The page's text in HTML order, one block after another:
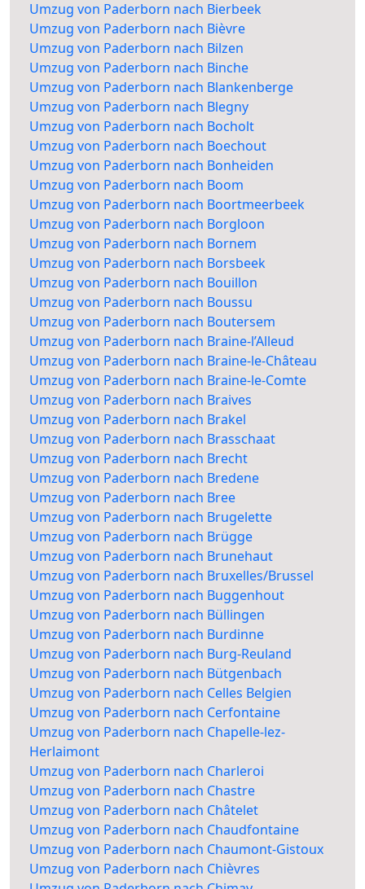
Umzug von Paderborn nach Bierbeek
Umzug von Paderborn nach Bièvre
Umzug von Paderborn nach Bilzen
Umzug von Paderborn nach Binche
Umzug von Paderborn nach Blankenberge
Umzug von Paderborn nach Blegny
Umzug von Paderborn nach Bocholt
Umzug von Paderborn nach Boechout
Umzug von Paderborn nach Bonheiden
Umzug von Paderborn nach Boom
Umzug von Paderborn nach Boortmeerbeek
Umzug von Paderborn nach Borgloon
Umzug von Paderborn nach Bornem
Umzug von Paderborn nach Borsbeek
Umzug von Paderborn nach Bouillon
Umzug von Paderborn nach Boussu
Umzug von Paderborn nach Boutersem
Umzug von Paderborn nach Braine-l’Alleud
Umzug von Paderborn nach Braine-le-Château
Umzug von Paderborn nach Braine-le-Comte
Umzug von Paderborn nach Braives
Umzug von Paderborn nach Brakel
Umzug von Paderborn nach Brasschaat
Umzug von Paderborn nach Brecht
Umzug von Paderborn nach Bredene
Umzug von Paderborn nach Bree
Umzug von Paderborn nach Brugelette
Umzug von Paderborn nach Brügge
Umzug von Paderborn nach Brunehaut
Umzug von Paderborn nach Bruxelles/Brussel
Umzug von Paderborn nach Buggenhout
Umzug von Paderborn nach Büllingen
Umzug von Paderborn nach Burdinne
Umzug von Paderborn nach Burg-Reuland
Umzug von Paderborn nach Bütgenbach
Umzug von Paderborn nach Celles Belgien
Umzug von Paderborn nach Cerfontaine
Umzug von Paderborn nach Chapelle-lez-
Herlaimont
Umzug von Paderborn nach Charleroi
Umzug von Paderborn nach Chastre
Umzug von Paderborn nach Châtelet
Umzug von Paderborn nach Chaudfontaine
Umzug von Paderborn nach Chaumont-Gistoux
Umzug von Paderborn nach Chièvres